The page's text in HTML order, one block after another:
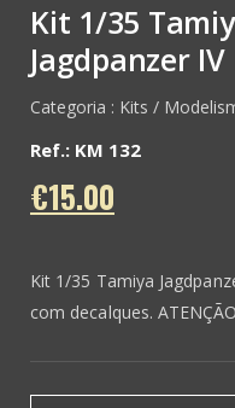
Kit 1/35
Jagdpanzer
Categoria : Kits /
Ref.: KM 132
€15.00
Kit 1/35 Tamiya
com decalques.